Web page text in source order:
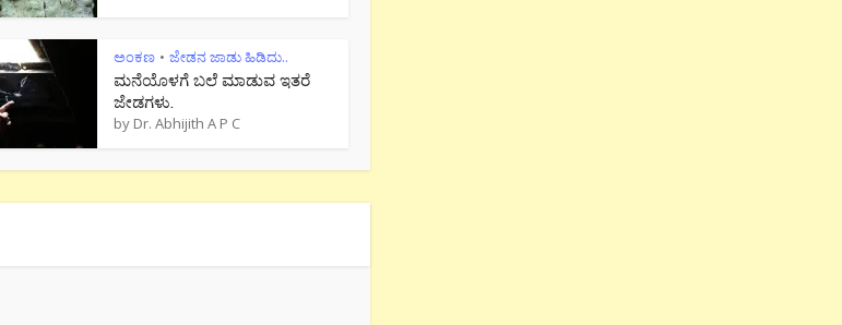
ಅಂಕಣ • ಜೇಡನ ಜಾಡು ಹಿಡಿದು..
ಮನೆಯೊಳಗೆ ಬಲೆ ಮಾಡುವ ಇತರೆ
ಜೇಡಗಳು.
by Dr. Abhijith A P C